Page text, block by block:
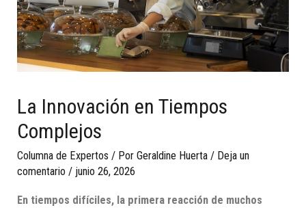
La Innovación en Tiempos
Complejos
Columna de Expertos / PorGeraldine Huerta / Deja un
comentario / junio 26, 2026
En tiempos difíciles, la primera reacción de muchos